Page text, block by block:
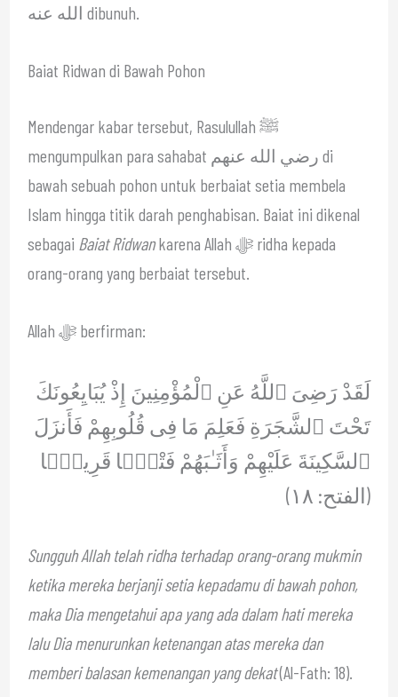
الله عنه dibunuh.
Baiat Ridwan di Bawah Pohon
Mendengar kabar tersebut, Rasulullah ﷺ
mengumpulkan para sahabat رضي الله عنهم di
bawah sebuah pohon untuk berbaiat setia membela
Islam hingga titik darah penghabisan. Baiat ini dikenal
sebagai Baiat Ridwankarena Allah ﷻ ridha kepada
orang-orang yang berbaiat tersebut.
Allah ﷻ berfirman:
لَقَدْ رَضِىَ ٱللَّهُ عَنِ ٱلْمُؤْمِنِينَ إِذْ يُبَايِعُونَكَ
تَحْتَ ٱلشَّجَرَةِ فَعَلِمَ مَا فِى قُلُوبِهِمْ فَأَنزَلَ
ٱلسَّكِينَةَ عَلَيْهِمْ وَأَثَـٰبَهُمْ فَتْحًۭا قَرِيبًۭا
(الفتح: ١٨)
Sungguh Allah telah ridha terhadap orang-orang mukmin
ketika mereka berjanji setia kepadamu di bawah pohon,
maka Dia mengetahui apa yang ada dalam hati mereka
lalu Dia menurunkan ketenangan atas mereka dan
memberi balasan kemenangan yang dekat(Al-Fath: 18).